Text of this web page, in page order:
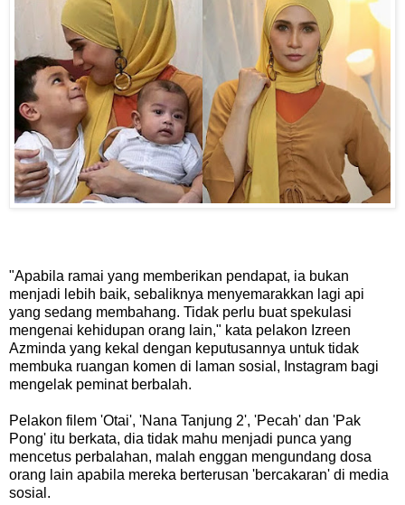
"Apabila ramai yang memberikan pendapat, ia bukan
menjadi lebih baik, sebaliknya menyemarakkan lagi api
yang sedang membahang. Tidak perlu buat spekulasi
mengenai kehidupan orang lain," kata pelakon Izreen
Azminda yang kekal dengan keputusannya untuk tidak
membuka ruangan komen di laman sosial, Instagram bagi
mengelak peminat berbalah.
Pelakon filem 'Otai', 'Nana Tanjung 2', 'Pecah' dan 'Pak
Pong' itu berkata, dia tidak mahu menjadi punca yang
mencetus perbalahan, malah enggan mengundang dosa
orang lain apabila mereka berterusan 'bercakaran' di media
sosial.